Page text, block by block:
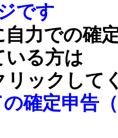
です
自力での確
いる方は
リックして
確定申告